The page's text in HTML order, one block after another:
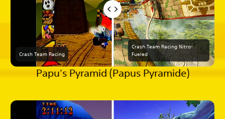
Crash Team Racing
Crash Team Racing Nitro-
Fueled
Papu's Pyramid (Papus Pyramide)